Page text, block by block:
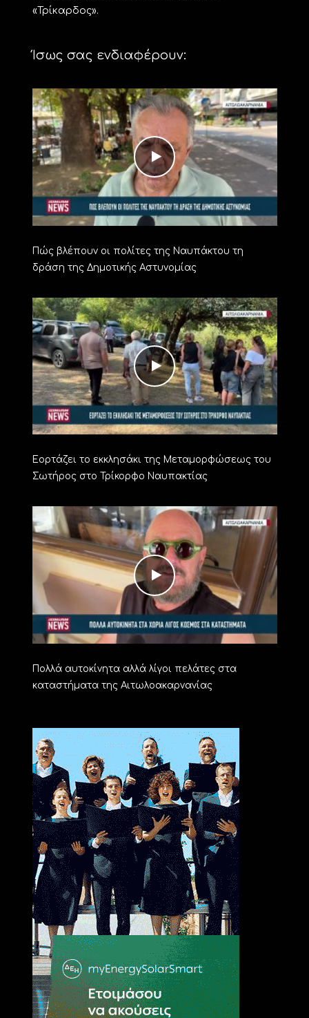
«Τρίκαρδος».
Ίσως σας ενδιαφέρουν:
Πώς βλέπουν οι πολίτες της Ναυπάκτου τη
δράση της Δημοτικής Αστυνομίας
Εορτάζει το εκκλησάκι της Μεταμορφώσεως του
Σωτήρος στο Τρίκορφο Ναυπακτίας
Πολλά αυτοκίνητα αλλά λίγοι πελάτες στα
καταστήματα της Αιτωλοακαρνανίας